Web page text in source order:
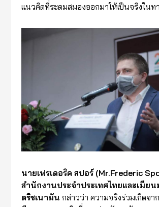
แนวคิดที่ระดมสมองออกมาให้เป็นจริงในท
นายเฟรเดอริค สปอร์ (Mr.Frederic
สำนักงานประจำประเทศไทยและเมีย
ดริชเนามัน กล่าวว่า ความจริงร่วมเกิดจ